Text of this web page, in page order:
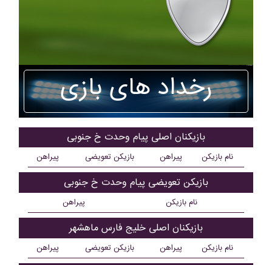
رخداد های بازی
بازیکنان اصلی پیام وحدت خ جنوبی
نام بازیکن پیراهن بازیکن تعویضی پیراهن
بازیکن تعویضی پیام وحدت خ جنوبی
نام بازیکن پیراهن
بازیکنان اصلی خلیج فارس ماهشهر
نام بازیکن پیراهن بازیکن تعویضی پیراهن